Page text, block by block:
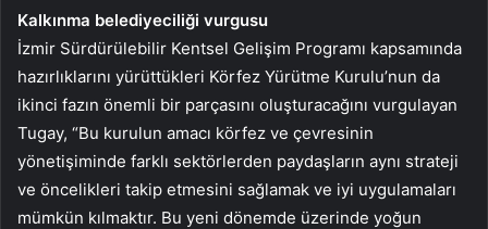
Kalkınma belediyeciliği vurgusu
İzmir Sürdürülebilir Kentsel Gelişim Programı kapsamında
hazırlıklarını yürüttükleri Körfez Yürütme Kurulu’nun da
ikinci fazın önemli bir parçasını oluşturacağını vurgulayan
Tugay, “Bu kurulun amacı körfez ve çevresinin
yönetişiminde farklı sektörlerden paydaşların aynı strateji
ve öncelikleri takip etmesini sağlamak ve iyi uygulamaları
mümkün kılmaktır. Bu yeni dönemde üzerinde yoğun